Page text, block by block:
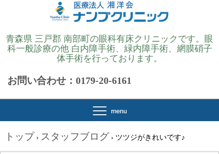
青森県 三戸郡 南部町の眼科有床クリニックです。眼
科一般診療の他 白内障手術、緑内障手術、網膜硝子
体手術を行っております。
お問い合わせ：0179-20-6161
トップ › スタッフブログ › ツツジがきれいです♪